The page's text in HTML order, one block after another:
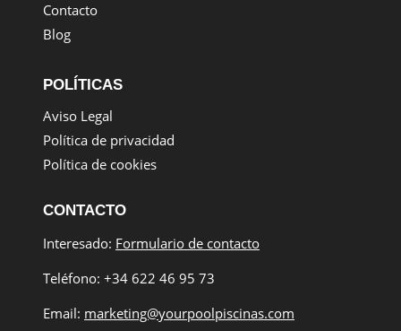
Contacto
Blog
POLÍTICAS
Aviso Legal
Política de privacidad
Política de cookies
CONTACTO
Interesado: Formulario de contacto
Teléfono: +34 622 46 95 73
Email: marketing@yourpoolpiscinas.com